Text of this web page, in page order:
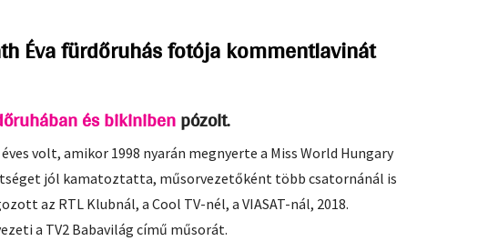
Éva fürdőruhás fotója kommentlavinát
és bikinibenpózolt.
volt, amikor 1998 nyarán megnyerte a Miss World Hungary
jól kamatoztatta, műsorvezetőként több csatornánál is
az RTL Klubnál, a Cool TV-nél, a VIASAT-nál, 2018.
a TV2 Babavilág című műsorát.